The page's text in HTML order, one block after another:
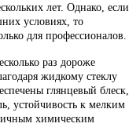
лет. Однако, если
условиях, то
для профессионалов.
раз дороже
жидкому стеклу
глянцевый блеск,
устойчивость к мелким
химическим